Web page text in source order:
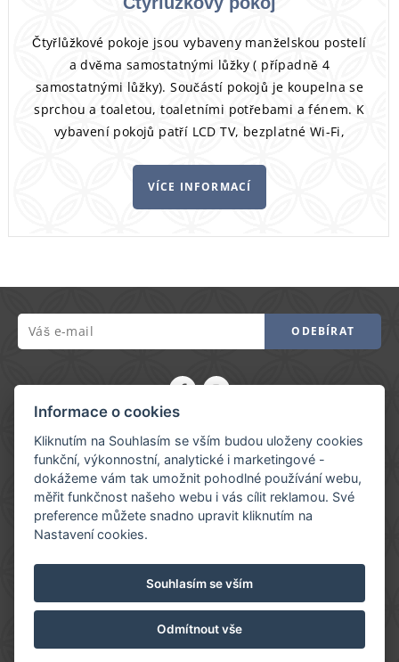
Čtyřlůžkové pokoje jsou vybaveny manželskou postelí
a dvěma samostatnými lůžky ( případně 4
samostatnými lůžky). Součástí pokojů je koupelna se
sprchou a toaletou, toaletními potřebami a fénem. K
vybavení pokojů patří LCD TV, bezplatné Wi-Fi,
VÍCE INFORMACÍ
ODEBÍRAT
My Hotel Apollon
+420 222 592 414
+420 773 371 084
reception@hotelapollon.cz
Praha 3 - Žižkov, 13000
Ubytovací řád
Informace o cookies
Kliknutím na Souhlasím se vším budou uloženy cookies
funkční, výkonnostní, analytické i marketingové -
dokážeme vám tak umožnit pohodlné používání webu,
měřit funkčnost našeho webu i vás cílit reklamou. Své
preference můžete snadno upravit kliknutím na
Nastavení cookies.
Souhlasím se vším
Odmítnout vše